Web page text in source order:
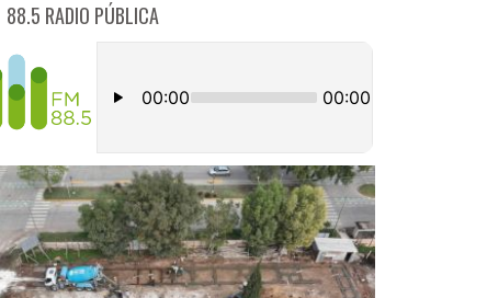
88.5 RADIO PÚBLICA